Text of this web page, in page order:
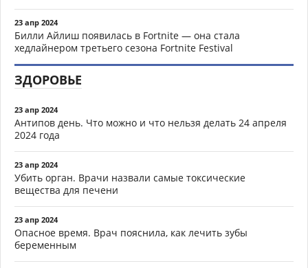
23 апр 2024
Билли Айлиш появилась в Fortnite — она стала
хедлайнером третьего сезона Fortnite Festival
ЗДОРОВЬЕ
23 апр 2024
Антипов день. Что можно и что нельзя делать 24 апреля
2024 года
23 апр 2024
Убить орган. Врачи назвали самые токсические
вещества для печени
23 апр 2024
Опасное время. Врач пояснила, как лечить зубы
беременным